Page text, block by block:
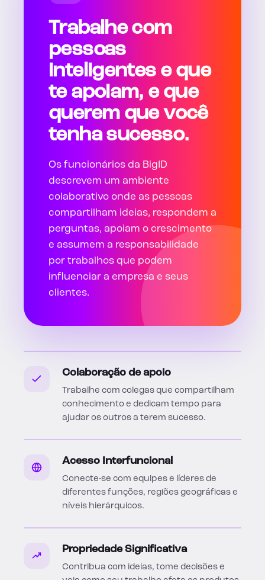
Trabalhe com
pessoas
inteligentes e que
te apoiam, e que
querem que você
tenha sucesso.
Os funcionários da BigID
descrevem um ambiente
colaborativo onde as pessoas
compartilham ideias, respondem a
perguntas, apoiam o crescimento
e assumem a responsabilidade
por trabalhos que podem
influenciar a empresa e seus
clientes.
Colaboração de apoio
Trabalhe com colegas que compartilham
conhecimento e dedicam tempo para
ajudar os outros a terem sucesso.
Acesso Interfuncional
Conecte-se com equipes e líderes de
diferentes funções, regiões geográficas e
níveis hierárquicos.
Propriedade Significativa
Contribua com ideias, tome decisões e